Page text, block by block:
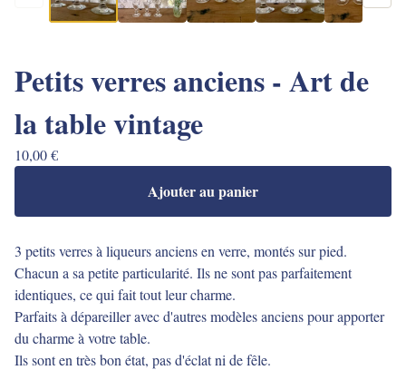
Petits verres anciens - Art de
la table vintage
10,00€
Ajouter au panier
3 petits verres à liqueurs anciens en verre, montés sur pied.
Chacun a sa petite particularité. Ils ne sont pas parfaitement
identiques, ce qui fait tout leur charme.
Parfaits à dépareiller avec d'autres modèles anciens pour apporter
du charme à votre table.
Ils sont en très bon état, pas d'éclat ni de fêle.